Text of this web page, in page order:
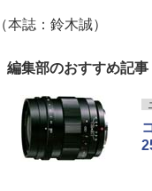
（本誌：鈴木誠）
編集部のおすすめ記事